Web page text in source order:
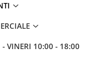
- VINERI 10:00 - 18:00